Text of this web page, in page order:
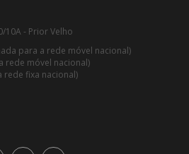
10A - Prior Velho
para a rede móvel nacional)
rede móvel nacional)
rede fixa nacional)